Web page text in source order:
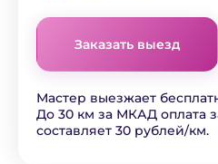
Заказать выезд
Мастер выезжает
До 30 км за МКАД оплата
составляет 30 рублей/км.